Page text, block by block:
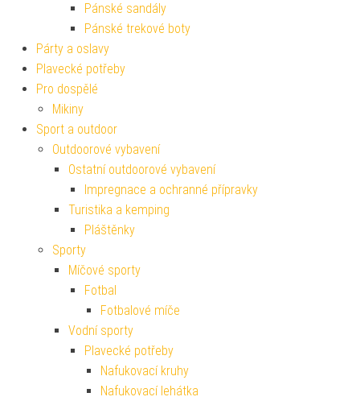
Pánské sandály
Pánské trekové boty
Párty a oslavy
Plavecké potřeby
Pro dospělé
Mikiny
Sport a outdoor
Outdoorové vybavení
Ostatní outdoorové vybavení
Impregnace a ochranné přípravky
Turistika a kemping
Pláštěnky
Sporty
Míčové sporty
Fotbal
Fotbalové míče
Vodní sporty
Plavecké potřeby
Nafukovací kruhy
Nafukovací lehátka